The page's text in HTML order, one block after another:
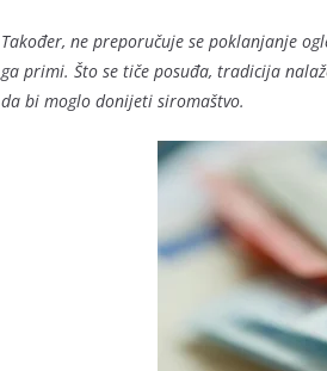
Također, ne preporučuje se poklanjanje
ga primi. Što se tiče posuđa, tradicija
da bi moglo donijeti siromaštvo.